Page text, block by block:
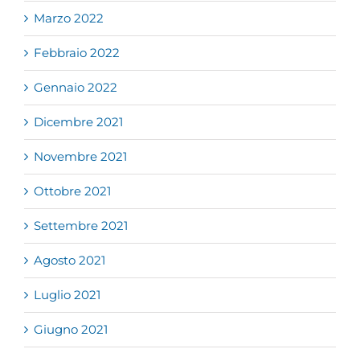
Marzo 2022
Febbraio 2022
Gennaio 2022
Dicembre 2021
Novembre 2021
Ottobre 2021
Settembre 2021
Agosto 2021
Luglio 2021
Giugno 2021